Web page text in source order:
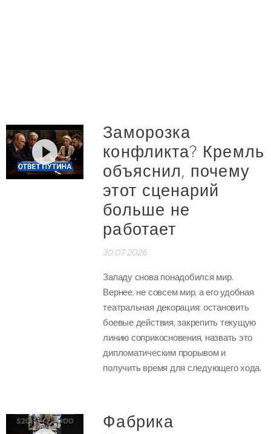
Заморозка
конфликта? Кремль
объяснил, почему
этот сценарий
больше не
работает
30.07.2026
Западу снова понадобился мир.
Вернее, не совсем мир, а его удобная
театральная декорация: остановить
боевые действия, закрепить текущую
линию соприкосновения, назвать это
дипломатическим прорывом и
получить время для следующего хода.
Фабрика